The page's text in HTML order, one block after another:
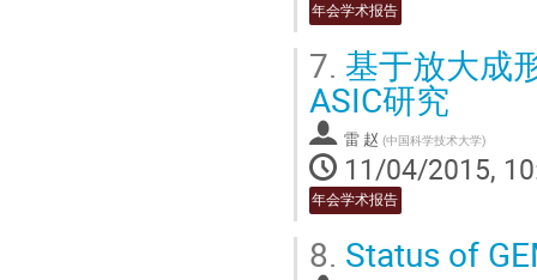
年会学术报告
7. 基于放大成
ASIC研究
雷 赵 (中国科学技术大学)
11/04/2015,
年会学术报告
8. Status of